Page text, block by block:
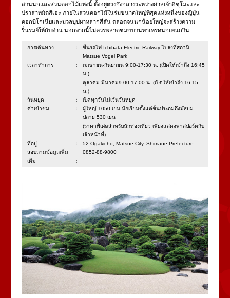
สวนนกและสวนดอกไม้แห่งนี้ ตั้งอยู่ตรงกึ่งกลางระหว่างศาลเจ้าอิซุโมะและ
ปราสาทมัตสึเอะ ภายในสวนดอกไม้ในร่มขนาดใหญ่ที่สุดแห่งหนึ่งของญี่ปุ่น
ดอกบีโกเนียและมวลบุปผาหลากสีสัน ตลอดจนนกน้อยใหญ่จะสร้างความ
รื่นรมย์ให้กับท่าน นอกจากนี้ไม่ควรพลาดชมขบวนพาเหรดนกเพนกวิน
การเดินทาง：
ขึ้นรถไฟ Ichibata Electric Railway ไปลงที่สถานี
Matsue Vogel Park
เวลาทำการ：
เมเษายน-กันยายน 9:00-17:30 น. (เปิดให้เข้าถึง 16:45
น.)
ตุลาคม-มีนาคม9:00-17:00 น. (เปิดให้เข้าถึง 16:15
น.)
วันหยุด：
เปิดทุกวันไม่เว้นวันหยุด
ค่าเข้าชม：
ผู้ใหญ่ 1050 เยน นักเรียนตั้งแต่ชั้นประถมถึงมัธยม
ปลาย 530 เยน
(ราคาพิเศษสำหรับนักท่องเที่ยว เพียงแสดงพาสปอร์ตกับ
เจ้าหน้าที่)
ที่อยู่：
52 Ogakicho, Matsue City, Shimane Prefecture
สอบถามข้อมูลเพิ่ม
เติม：
0852-88-9800